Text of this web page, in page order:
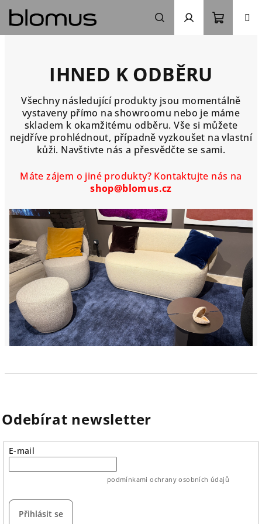
obsah
Hledat Přihlášení
IHNED K ODBĚRU
Všechny následující produkty jsou momentálně
vystaveny přímo na showroomu nebo je máme
skladem k okamžitému odběru. Vše si můžete
nejdříve prohlédnout, případně vyzkoušet na vlastní
kůži. Navštivte nás a přesvědčte se sami.
Máte zájem o jiné produkty? Kontaktujte nás na
shop@blomus.cz
Odebírat newsletter
E-mail
podmínkami ochrany osobních údajů
Přihlásit se